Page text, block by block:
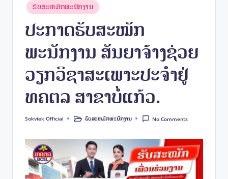
Posted
in
ຮັບສະຫມັກພະນັກງານ
ປະກາດຮັບສະໝັກ
ພະນັກງານ ສັນຍາຈ້າງຊ່ວຍ
ວຽກວິຊາສະເພາະປະຈໍາຢູ່
ທຄຕລ ສາຂາບໍ່ແກ້ວ.
Posted
Sokviek Official
Postedຮັບສະຫມັກພະນັກງານ No Comments